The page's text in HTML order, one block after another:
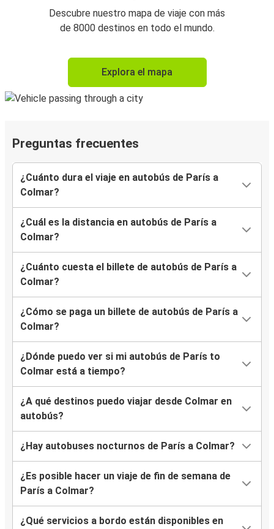
Descubre nuestro mapa de viaje con más
de 8000 destinos en todo el mundo.
Explora el mapa
Preguntas frecuentes
¿Cuánto dura el viaje en autobús de París a
Colmar?
¿Cuál es la distancia en autobús de París a
Colmar?
¿Cuánto cuesta el billete de autobús de París a
Colmar?
¿Cómo se paga un billete de autobús de París a
Colmar?
¿Dónde puedo ver si mi autobús de París to
Colmar está a tiempo?
¿A qué destinos puedo viajar desde Colmar en
autobús?
¿Hay autobuses nocturnos de París a Colmar?
¿Es posible hacer un viaje de fin de semana de
París a Colmar?
¿Qué servicios a bordo están disponibles en